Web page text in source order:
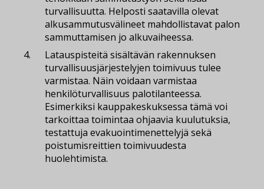
turvallisuutta. Helposti saatavilla olevat
alkusammutusvälineet mahdollistavat palon
sammuttamisen jo alkuvaiheessa.
Latauspisteitä sisältävän rakennuksen
turvallisuusjärjestelyjen toimivuus tulee
varmistaa. Näin voidaan varmistaa
henkilöturvallisuus palotilanteessa.
Esimerkiksi kauppakeskuksessa tämä voi
tarkoittaa toimintaa ohjaavia kuulutuksia,
testattuja evakuointimenettelyjä sekä
poistumisreittien toimivuudesta
huolehtimista.